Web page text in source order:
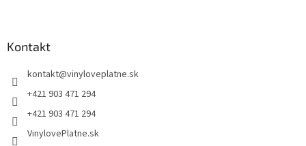
Kontakt
kontakt@vinyloveplatne.sk
+421 903 471 294
+421 903 471 294
VinylovePlatne.sk